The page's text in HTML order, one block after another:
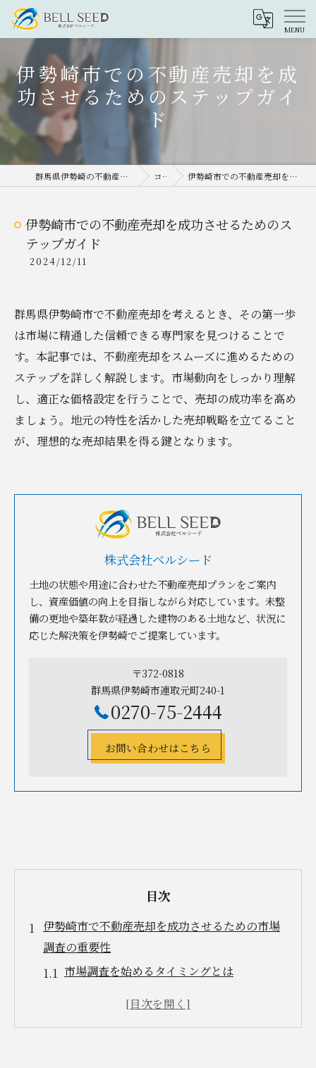
伊勢崎市での不動産売却を成
功させるためのステップガイ
ド
群馬県伊勢崎の不動産売却なら株式会社ベルシード コラム 伊勢崎市での不動産売却を成功させるためのステップガイド
伊勢崎市での不動産売却を成功させるためのス
テップガイド
2024/12/11
群馬県伊勢崎市で不動産売却を考えるとき、その第一歩
は市場に精通した信頼できる専門家を見つけることで
す。本記事では、不動産売却をスムーズに進めるための
ステップを詳しく解説します。市場動向をしっかり理解
し、適正な価格設定を行うことで、売却の成功率を高め
ましょう。地元の特性を活かした売却戦略を立てること
が、理想的な売却結果を得る鍵となります。
株式会社ベルシード
土地の状態や用途に合わせた不動産売却プランをご案内
し、資産価値の向上を目指しながら対応しています。未整
備の更地や築年数が経過した建物のある土地など、状況に
応じた解決策を伊勢崎でご提案しています。
〒372-0818
群馬県伊勢崎市連取元町240-1
0270-75-2444
お問い合わせはこちら
目次
伊勢崎市で不動産売却を成功させるための市場
調査の重要性
市場調査を始めるタイミングとは
伊勢崎市の不動産市場トレンドを理解する